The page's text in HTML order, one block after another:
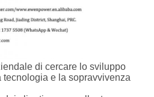
di cercare lo sviluppo
e la sopravvivenza